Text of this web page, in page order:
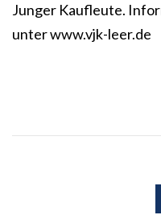
Junger Kaufleute.
unterwww.vjk-leer.de